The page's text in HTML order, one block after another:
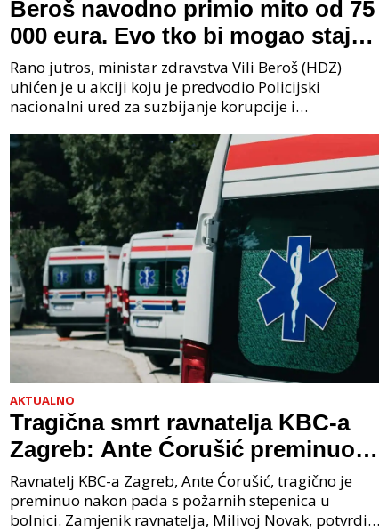
Beroš navodno primio mito od 75
000 eura. Evo tko bi mogao stajati
na čelu zločinačkog udruženja
Rano jutros, ministar zdravstva Vili Beroš (HDZ)
uhićen je u akciji koju je predvodio Policijski
nacionalni ured za suzbijanje korupcije i
priopćenju USKOK
AKTUALNO
Tragična smrt ravnatelja KBC-a
Zagreb: Ante Ćorušić preminuo
nakon pada u bolnici, policija na
mjestu događaja
Ravnatelj KBC-a Zagreb, Ante Ćorušić, tragično je
preminuo nakon pada s požarnih stepenica u
bolnici. Zamjenik ravnatelja, Milivoj Novak, potvrdio